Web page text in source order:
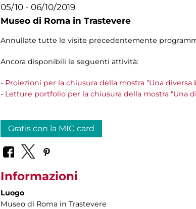
05/10 - 06/10/2019
Museo di Roma in Trastevere
Annullate tutte le visite precedentemente
Ancora disponibili le seguenti attività:
- Proiezioni per la chiusura della mostra "Una diversa
- Letture portfolio per la chiusura della mostra "Una
Gratis con la MIC card
Informazioni
Luogo
Museo di Roma in Trastevere